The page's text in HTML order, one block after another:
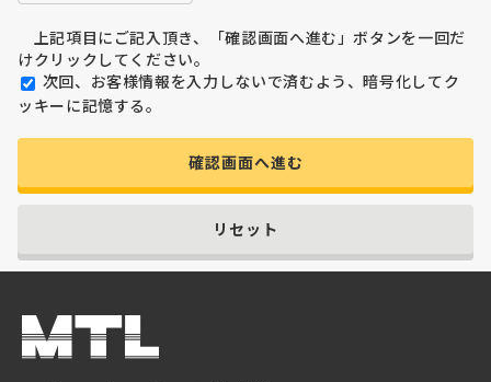
上記項目にご記入頂き、「確認画面へ進む」ボタンを一回だ
けクリックしてください。
ッキーに記憶する。
確認画面へ進む
リセット